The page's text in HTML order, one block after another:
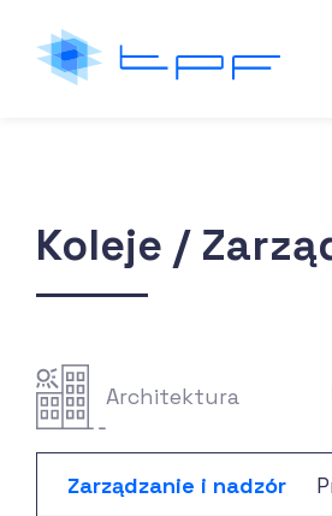
Koleje /
Architektura
Zarządzanie i nadzór